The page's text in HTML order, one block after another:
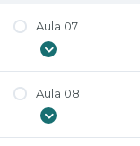
Aula 07
Aula 07
07
Aula 08